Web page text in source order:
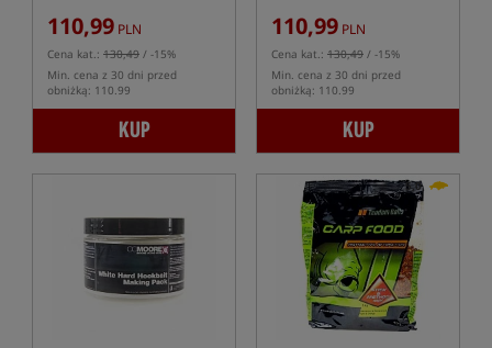
110,99 PLN
Cena kat.: 130,49 / -15%
Min. cena z 30 dni przed
obniżką: 110.99
KUP
110,99 PLN
Cena kat.: 130,49 / -15%
Min. cena z 30 dni przed
obniżką: 110.99
KUP
5,0